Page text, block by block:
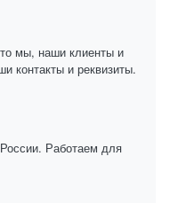
мы, наши клиенты и
контакты и реквизиты.
Работаем для